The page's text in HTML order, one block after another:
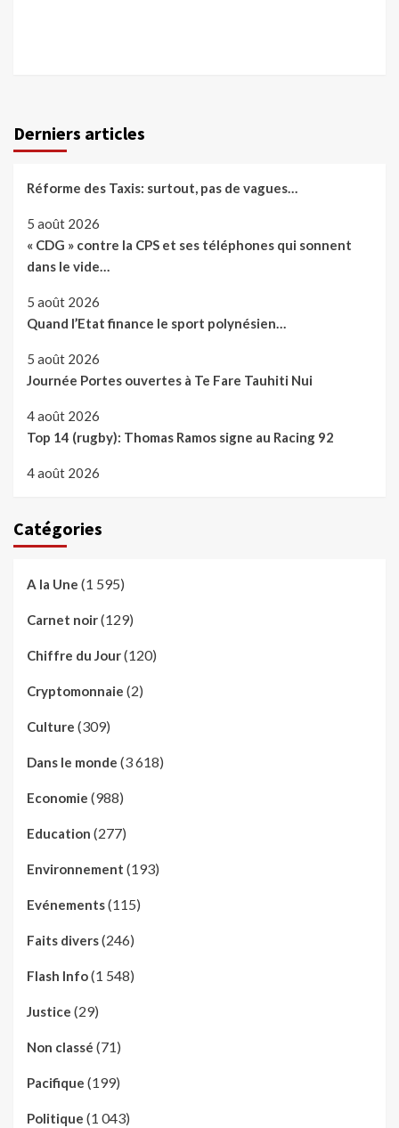
Derniers articles
Réforme des Taxis: surtout, pas de vagues…
5 août 2026
« CDG » contre la CPS et ses téléphones qui sonnent
dans le vide…
5 août 2026
Quand l’Etat finance le sport polynésien…
5 août 2026
Journée Portes ouvertes à Te Fare Tauhiti Nui
4 août 2026
Top 14 (rugby): Thomas Ramos signe au Racing 92
4 août 2026
Catégories
A la Une (1 595)
Carnet noir(129)
Chiffre du Jour(120)
Cryptomonnaie (2)
Culture (309)
Dans le monde (3 618)
Economie (988)
Education (277)
Environnement (193)
Evénements(115)
Faits divers(246)
Flash Info(1 548)
Justice (29)
Non classé (71)
Pacifique (199)
Politique (1 043)